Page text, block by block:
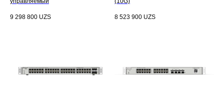
9 298 800 UZS 8 523 900 UZS